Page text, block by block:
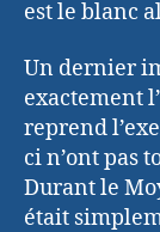
est le blanc
Un dernier
exactement
reprend
ci n’ont pas
Durant le
était